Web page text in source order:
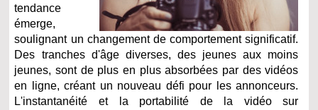
tendance
émerge,
soulignant un changement de comportement significatif.
Des tranches d'âge diverses, des jeunes aux moins
jeunes, sont de plus en plus absorbées par des vidéos
en ligne, créant un nouveau défi pour les annonceurs.
L'instantanéité et la portabilité de la vidéo sur